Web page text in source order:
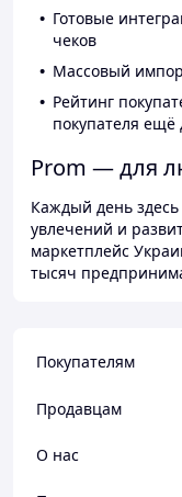
Готовые
чеков
Массовый
Рейтинг
покупателя ещё
Prom — для
Каждый день
увлечений и
маркетплейс
тысяч
Покупателям
Продавцам
О нас